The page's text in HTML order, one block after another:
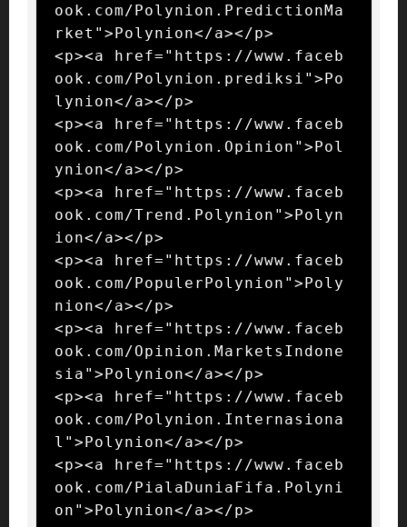
ook.com/Polynion.PredictionMa
rket">Polynion</a></p>
<p><a href="https://www.faceb
ook.com/Polynion.prediksi">Po
lynion</a></p>
<p><a href="https://www.faceb
ook.com/Polynion.Opinion">Pol
ynion</a></p>
<p><a href="https://www.faceb
ook.com/Trend.Polynion">Polyn
ion</a></p>
<p><a href="https://www.faceb
ook.com/PopulerPolynion">Poly
nion</a></p>
<p><a href="https://www.faceb
ook.com/Opinion.MarketsIndone
sia">Polynion</a></p>
<p><a href="https://www.faceb
ook.com/Polynion.Internasiona
l">Polynion</a></p>
<p><a href="https://www.faceb
ook.com/PialaDuniaFifa.Polyni
on">Polynion</a></p>